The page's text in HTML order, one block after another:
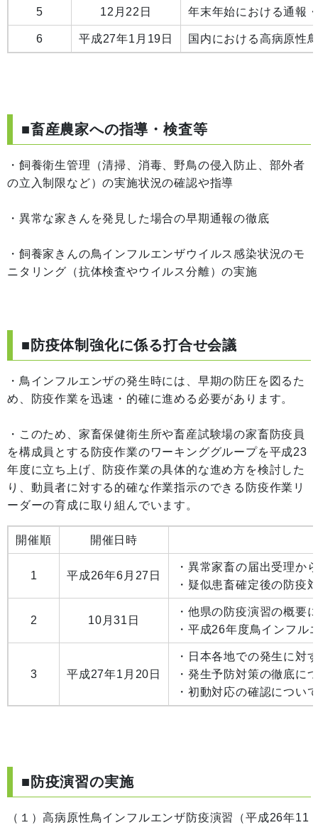
5 12月22日 年末年始における通報
6 平成27年1月19日 国内における高病原性
■畜産農家への指導・検査等
・飼養衛生管理（清掃、消毒、野鳥の侵入防止、部外者
の立入制限など）の実施状況の確認や指導
・異常な家きんを発見した場合の早期通報の徹底
・飼養家きんの鳥インフルエンザウイルス感染状況のモ
ニタリング（抗体検査やウイルス分離）の実施
■防疫体制強化に係る打合せ会議
・鳥インフルエンザの発生時には、早期の防圧を図るた
め、防疫作業を迅速・的確に進める必要があります。
・このため、家畜保健衛生所や畜産試験場の家畜防疫員
を構成員とする防疫作業のワーキンググループを平成23
年度に立ち上げ、防疫作業の具体的な進め方を検討した
り、動員者に対する的確な作業指示のできる防疫作業リ
ーダーの育成に取り組んでいます。
開催順 開催日時
1 平成26年6月27日
・異常家畜の届出受理か
・疑似患畜確定後の防疫
2 10月31日
・他県の防疫演習の概要
・平成26年度鳥インフル
3 平成27年1月20日
・日本各地での発生に対
・発生予防対策の徹底に
・初動対応の確認につい
■防疫演習の実施
（１）高病原性鳥インフルエンザ防疫演習（平成26年11